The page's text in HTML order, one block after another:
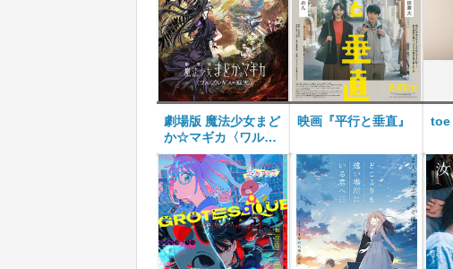
劇場版 魔法少女まど
か☆マギカ〈ワルプ
ルギスの廻天〉
映画『平行と垂直』 toe